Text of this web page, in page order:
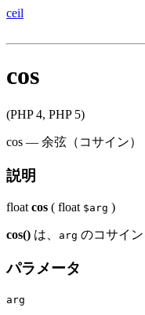
ceil
cos
(PHP 4, PHP 5)
cos — 余弦（コサイン）
説明
float cos ( float $arg )
cos() は、 arg のコサイン
パラメータ
arg